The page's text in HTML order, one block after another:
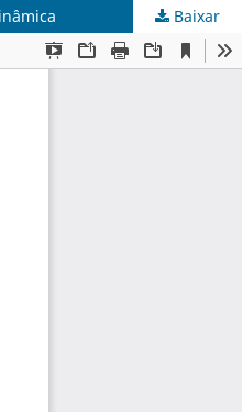
Baixar